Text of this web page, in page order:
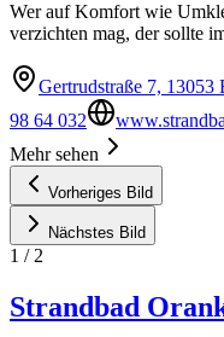
Wer auf Komfort wie
verzichten mag, der sollte
Gertrudstraße 7, 13053
98 64 032
Mehr sehen
Vorheriges Bild
Nächstes Bild
1 / 2
Strandbad